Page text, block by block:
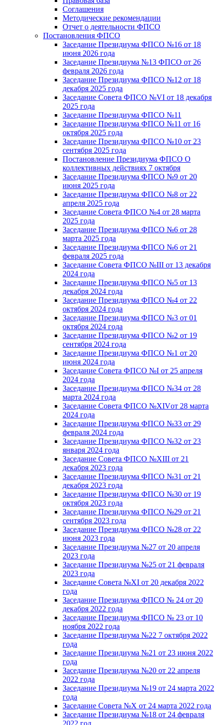
Соглашения
Методические рекомендации
Отчет о деятельности ФПСО
Постановления ФПСО
Заседание Президиума ФПСО №16 от 18
июня 2026 года
Заседание Президиума №13 ФПСО от 26
февраля 2026 года
Заседание Президиума ФПСО №12 от 18
декабря 2025 года
Заседание Совета ФПСО №VI от 18 декабря
2025 года
Заседание Президиума ФПСО №11
Заседание Президиума ФПСО №11 от 16
октября 2025 года
Заседание Президиума ФПСО №10 от 23
сентября 2025 года
Постановление Президиума ФПСО О
коллективных действиях 7 октября
Заседание Президиума ФПСО №9 от 20
июня 2025 года
Заседание Президиума ФПСО №8 от 22
апреля 2025 года
Заседание Совета ФПСО №4 от 28 марта
2025 года
Заседание Президиума ФПСО №6 от 28
марта 2025 года
Заседание Президиума ФПСО №6 от 21
февраля 2025 года
Заседание Совета ФПСО №III от 13 декабря
2024 года
Заседание Президиума ФПСО №5 от 13
декабря 2024 года
Заседание Президиума ФПСО №4 от 22
октября 2024 года
Заседание Президиума ФПСО №3 от 01
октября 2024 года
Заседание Президиума ФПСО №2 от 19
сентября 2024 года
Заседание Президиума ФПСО №1 от 20
июня 2024 года
Заседание Совета ФПСО №I от 25 апреля
2024 года
Заседание Президиума ФПСО №34 от 28
марта 2024 года
Заседание Совета ФПСО №XIVот 28 марта
2024 года
Заседание Президиума ФПСО №33 от 29
февраля 2024 года
Заседание Президиума ФПСО №32 от 23
января 2024 года
Заседание Совета ФПСО №XIII от 21
декабря 2023 года
Заседание Президиума ФПСО №31 от 21
декабря 2023 года
Заседание Президиума ФПСО №30 от 19
октября 2023 года
Заседание Президиума ФПСО №29 от 21
сентября 2023 года
Заседание Президиума ФПСО №28 от 22
июня 2023 года
Заседание Президиума №27 от 20 апреля
2023 года
Заседание Президиума №25 от 21 февраля
2023 года
Заседание Совета №XI от 20 декабря 2022
года
Заседание Президиума ФПСО № 24 от 20
декабря 2022 года
Заседание Президиума ФПСО № 23 от 10
ноября 2022 года
Заседание Президиума №22 7 октября 2022
года
Заседание Президиума №21 от 23 июня 2022
года
Заседание Президиума №20 от 22 апреля
2022 года
Заседание Президиума №19 от 24 марта 2022
года
Заседание Совета №X от 24 марта 2022 года
Заседание Президиума №18 от 24 февраля
2022 год